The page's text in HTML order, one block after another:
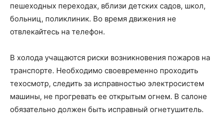
пешеходных переходах, вблизи детских садов, школ,
больниц, поликлиник. Во время движения не
отвлекайтесь на телефон.
В холода учащаются риски возникновения пожаров на
транспорте. Необходимо своевременно проходить
техосмотр, следить за исправностью электросистем
машины, не прогревать ее открытым огнем. В салоне
обязательно должен быть исправный огнетушитель.